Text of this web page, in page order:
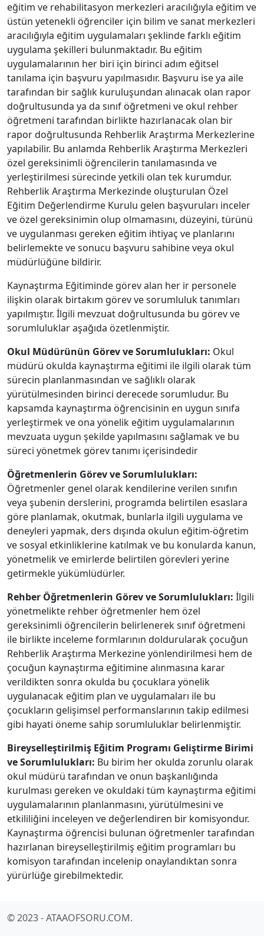
eğitim ve rehabilitasyon merkezleri aracılığıyla eğitim ve
üstün yetenekli öğrenciler için bilim ve sanat merkezleri
aracılığıyla eğitim uygulamaları şeklinde farklı eğitim
uygulama şekilleri bulunmaktadır. Bu eğitim
uygulamalarının her biri için birinci adım eğitsel
tanılama için başvuru yapılmasıdır. Başvuru ise ya aile
tarafından bir sağlık kuruluşundan alınacak olan rapor
doğrultusunda ya da sınıf öğretmeni ve okul rehber
öğretmeni tarafından birlikte hazırlanacak olan bir
rapor doğrultusunda Rehberlik Araştırma Merkezlerine
yapılabilir. Bu anlamda Rehberlik Araştırma Merkezleri
özel gereksinimli öğrencilerin tanılamasında ve
yerleştirilmesi sürecinde yetkili olan tek kurumdur.
Rehberlik Araştırma Merkezinde oluşturulan Özel
Eğitim Değerlendirme Kurulu gelen başvuruları inceler
ve özel gereksinimin olup olmamasını, düzeyini, türünü
ve uygulanması gereken eğitim ihtiyaç ve planlarını
belirlemekte ve sonucu başvuru sahibine veya okul
müdürlüğüne bildirir.
Kaynaştırma Eğitiminde görev alan her ir personele
ilişkin olarak birtakım görev ve sorumluluk tanımları
yapılmıştır. İlgili mevzuat doğrultusunda bu görev ve
sorumluluklar aşağıda özetlenmiştir.
Okul Müdürünün Görev ve Sorumlulukları: Okul
müdürü okulda kaynaştırma eğitimi ile ilgili olarak tüm
sürecin planlanmasından ve sağlıklı olarak
yürütülmesinden birinci derecede sorumludur. Bu
kapsamda kaynaştırma öğrencisinin en uygun sınıfa
yerleştirmek ve ona yönelik eğitim uygulamalarının
mevzuata uygun şekilde yapılmasını sağlamak ve bu
süreci yönetmek görev tanımı içerisindedir
Öğretmenlerin Görev ve Sorumlulukları:
Öğretmenler genel olarak kendilerine verilen sınıfın
veya şubenin derslerini, programda belirtilen esaslara
göre planlamak, okutmak, bunlarla ilgili uygulama ve
deneyleri yapmak, ders dışında okulun eğitim-öğretim
ve sosyal etkinliklerine katılmak ve bu konularda kanun,
yönetmelik ve emirlerde belirtilen görevleri yerine
getirmekle yükümlüdürler.
Rehber Öğretmenlerin Görev ve Sorumlulukları: İlgili
yönetmelikte rehber öğretmenler hem özel
gereksinimli öğrencilerin belirlenerek sınıf öğretmeni
ile birlikte inceleme formlarının doldurularak çocuğun
Rehberlik Araştırma Merkezine yönlendirilmesi hem de
çocuğun kaynaştırma eğitimine alınmasına karar
verildikten sonra okulda bu çocuklara yönelik
uygulanacak eğitim plan ve uygulamaları ile bu
çocukların gelişimsel performanslarının takip edilmesi
gibi hayati öneme sahip sorumluluklar belirlenmiştir.
Bireyselleştirilmiş Eğitim Programı Geliştirme Birimi
ve Sorumlulukları: Bu birim her okulda zorunlu olarak
okul müdürü tarafından ve onun başkanlığında
kurulması gereken ve okuldaki tüm kaynaştırma eğitimi
uygulamalarının planlanmasını, yürütülmesini ve
etkililiğini inceleyen ve değerlendiren bir komisyondur.
Kaynaştırma öğrencisi bulunan öğretmenler tarafından
hazırlanan bireyselleştirilmiş eğitim programları bu
komisyon tarafından incelenip onaylandıktan sonra
yürürlüğe girebilmektedir.
© 2023 - ATAAOFSORU.COM.